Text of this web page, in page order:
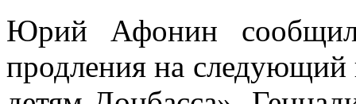
Юрий Афонин
продления на